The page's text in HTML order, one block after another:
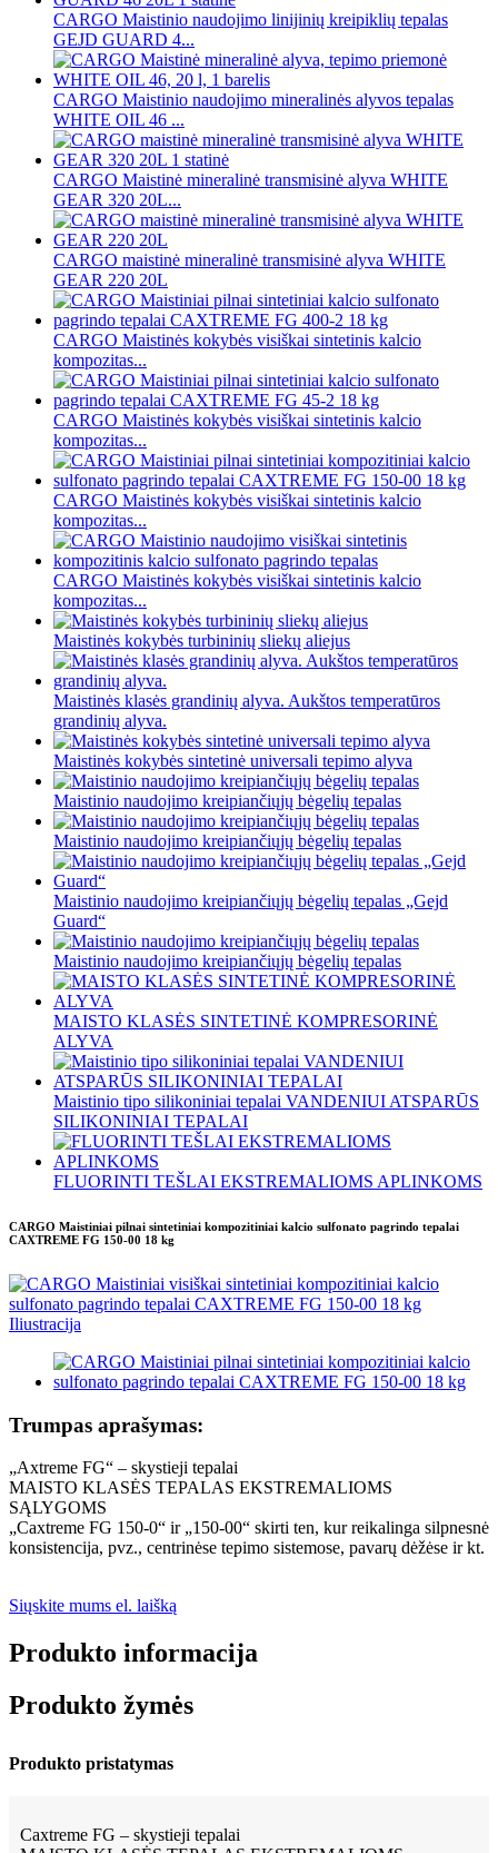
CARGO Maistinio naudojimo linijinių kreipiklių tepalas
GEJD GUARD 4...
CARGO Maistinio naudojimo mineralinės alyvos tepalas
WHITE OIL 46 ...
CARGO Maistinė mineralinė transmisinė alyva WHITE
GEAR 320 20L...
CARGO maistinė mineralinė transmisinė alyva WHITE
GEAR 220 20L
CARGO Maistinės kokybės visiškai sintetinis kalcio
kompozitas...
CARGO Maistinės kokybės visiškai sintetinis kalcio
kompozitas...
CARGO Maistinės kokybės visiškai sintetinis kalcio
kompozitas...
CARGO Maistinės kokybės visiškai sintetinis kalcio
kompozitas...
Maistinės kokybės turbininių sliekų aliejus
Maistinės klasės grandinių alyva. Aukštos temperatūros
grandinių alyva.
Maistinės kokybės sintetinė universali tepimo alyva
Maistinio naudojimo kreipiančiųjų bėgelių tepalas
Maistinio naudojimo kreipiančiųjų bėgelių tepalas
Maistinio naudojimo kreipiančiųjų bėgelių tepalas „Gejd
Guard“
Maistinio naudojimo kreipiančiųjų bėgelių tepalas
MAISTO KLASĖS SINTETINĖ KOMPRESORINĖ
ALYVA
Maistinio tipo silikoniniai tepalai VANDENIUI ATSPARŪS
SILIKONINIAI TEPALAI
FLUORINTI TEŠLAI EKSTREMALIOMS APLINKOMS
CARGO Maistiniai pilnai sintetiniai kompozitiniai kalcio sulfonato pagrindo tepalai
CAXTREME FG 150-00 18 kg
Trumpas aprašymas:
„Axtreme FG“ – skystieji tepalai
MAISTO KLASĖS TEPALAS EKSTREMALIOMS
SĄLYGOMS
„Caxtreme FG 150-0“ ir „150-00“ skirti ten, kur reikalinga silpnesnė
konsistencija, pvz., centrinėse tepimo sistemose, pavarų dėžėse ir kt.
Siųskite mums el. laišką
Produkto informacija
Produkto žymės
Produkto pristatymas
Caxtreme FG – skystieji tepalai